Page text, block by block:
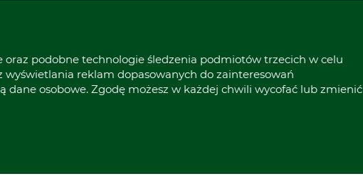
podobne technologie śledzenia podmiotów trzecich w celu
wyświetlania reklam dopasowanych do zainteresowań
dane osobowe. Zgodę możesz w każdej chwili wycofać lub zmienić